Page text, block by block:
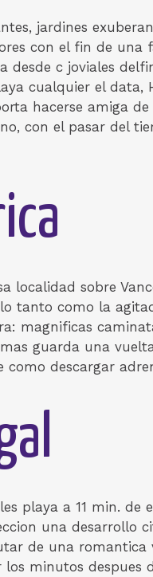
jardines
con el fin de una
c joviales
cualquier el
hacerse amiga de
con el pasar del
localidad sobre
tanto como la
magnificas
guarda una
como descargar
playa a 11 min. de
una desarrollo
de una romantica
minutos despues